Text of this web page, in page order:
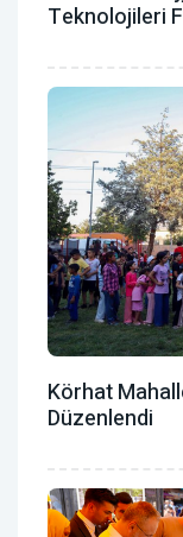
Teknolojileri
Körhat
Düzenlendi